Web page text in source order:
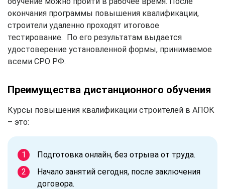
окончания программы повышения квалификации,
строители удаленно проходят итоговое
тестирование. По его результатам выдается
удостоверение установленной формы, принимаемое
всеми СРО РФ.
Преимущества дистанционного обучения
Курсы повышения квалификации строителей в АПОК
– это:
Подготовка онлайн, без отрыва от труда.
Начало занятий сегодня, после заключения
договора.